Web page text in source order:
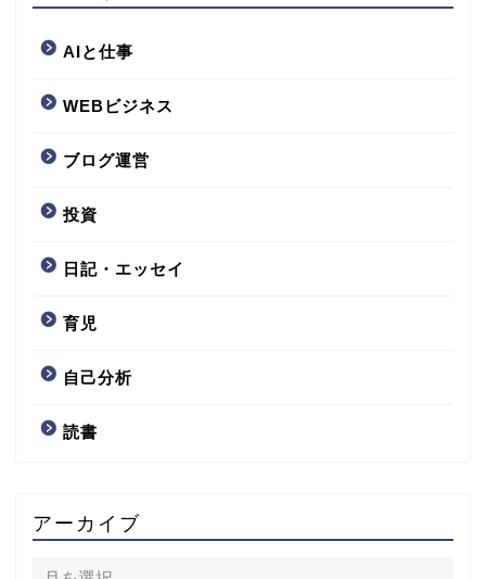
AIと仕事
WEBビジネス
ブログ運営
投資
日記・エッセイ
育児
自己分析
読書
アーカイブ